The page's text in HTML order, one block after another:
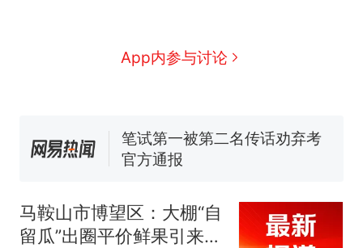
App内参与讨论
协会回应
男子上山采菌偶然发现鸡枞菌
窝，原地守1天等它长大：挖了
来源：参考消息）
笔试第一被第二名传话劝弃考
官方通报
因老师一句“跟我回家”改写了
人生
马鞍山市博望区：大棚“自
留瓜”出圈平价鲜果引来八